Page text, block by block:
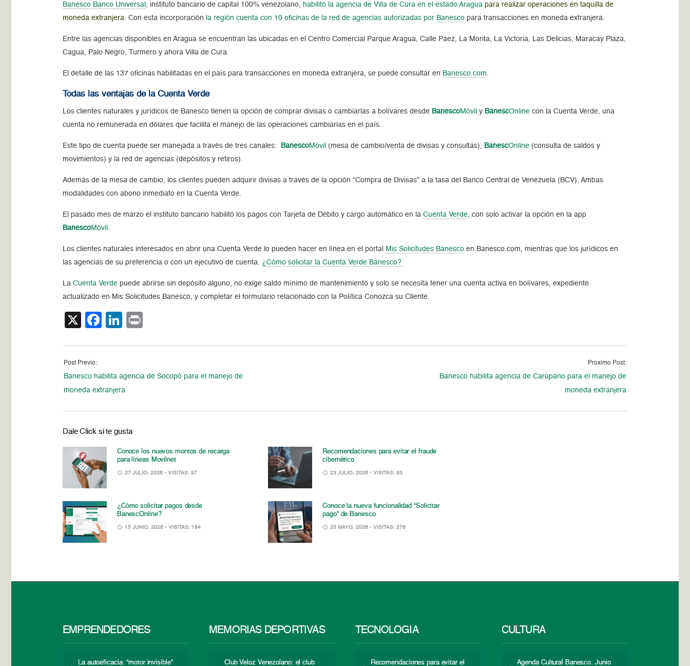
Banesco Banco Universal , instituto bancario de capital 100% venezolano, habilitó la agencia de Villa de Cura en el estado Araguapara realizar operaciones en taquilla de
moneda extranjera . Con esta incorporación la región cuenta con 10 oficinas de la red de agencias autorizadas por Banesco para transacciones en moneda extranjera.
Entre las agencias disponibles en Aragua se encuentran las ubicadas en el Centro Comercial Parque Aragua, Calle Páez, La Morita, La Victoria, Las Delicias, Maracay Plaza,
Cagua, Palo Negro, Turmero y ahora Villa de Cura.
El detalle de las 137 oficinas habilitadas en el país para transacciones en moneda extranjera, se puede consultar en Banesco.com
Todas las ventajas de la Cuenta Verde
Los clientes naturales y jurídicos de Banesco tienen la opción de comprar divisas o cambiarlas a bolívares desde BanescoMóvil y BanescOnline con la Cuenta Verde, una
cuenta no remunerada en dólares que facilita el manejo de las operaciones cambiarias en el país.
Este tipo de cuenta puede ser manejada a través de tres canales: BanescoMóvil (mesa de cambio/venta de divisas y consultas), BanescOnline (consulta de saldos y
movimientos) y la red de agencias (depósitos y retiros).
Además de la mesa de cambio, los clientes pueden adquirir divisas a través de la opción “Compra de Divisas” a la tasa del Banco Central de Venezuela (BCV). Ambas
modalidades con abono inmediato en la Cuenta Verde.
El pasado mes de marzo el instituto bancario habilitó los pagos con Tarjeta de Débito y cargo automático en laCuenta Verde con solo activar la opción en la app
BanescoMóvil
Los clientes naturales interesados en abrir una Cuenta Verde lo pueden hacer en línea en el portal Mis Solicitudes Banesco en Banesco.com, mientras que los jurídicos en
las agencias de su preferencia o con un ejecutivo de cuenta. ¿Cómo solicitar la Cuenta Verde Banesco?
LaCuenta Verde puede abrirse sin depósito alguno, no exige saldo mínimo de mantenimiento y solo se necesita tener una cuenta activa en bolívares, expediente
actualizado en Mis Solicitudes Banesco, y completar el formulario relacionado con la Política Conozca su Cliente.
X Facebook
LinkedIn
Post Previo:
Banesco habilita agencia de Socopó para el manejo de
moneda extranjera
Proximo Post:
Banesco habilita agencia de Carúpano para el manejo de
moneda extranjera
Dale Click si te gusta
Conoce los nuevos montos de recarga
para líneas Movilnet
27 JULIO, 2026 • VISITAS: 97
Recomendaciones para evitar el fraude
cibernético
23 JULIO, 2026 • VISITAS: 83
¿Cómo solicitar pagos desde
BanescOnline?
15 JUNIO, 2026 • VISITAS: 184
Conoce la nueva funcionalidad “Solicitar
pago” de Banesco
25 MAYO, 2026 • VISITAS: 276
EMPRENDEDORES
La autoeficacia: “motor invisible”
MEMORIAS DEPORTIVAS
Club Veloz Venezolano: el club
TECNOLOGÍA
Recomendaciones para evitar el
CULTURA
Agenda Cultural Banesco. Junio